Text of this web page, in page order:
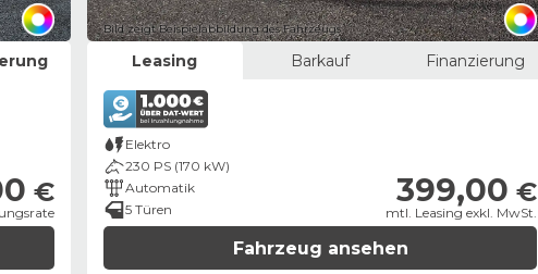
€
Bild zeigt Beispielabbildung des Fahrzeugs
Leasing Barkauf Finanzierung
Elektro
230 PS (170 kW)
Automatik
5 Türen
399,00 €
mtl. Leasing exkl. MwSt.
Fahrzeug ansehen